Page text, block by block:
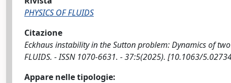
PHYSICS OF FLUIDS
Citazione
Eckhaus instability in the Sutton problem: Dynamics of two
FLUIDS. - ISSN 1070-6631. - 37:5(2025). [10.1063/
Appare nelle tipologie: